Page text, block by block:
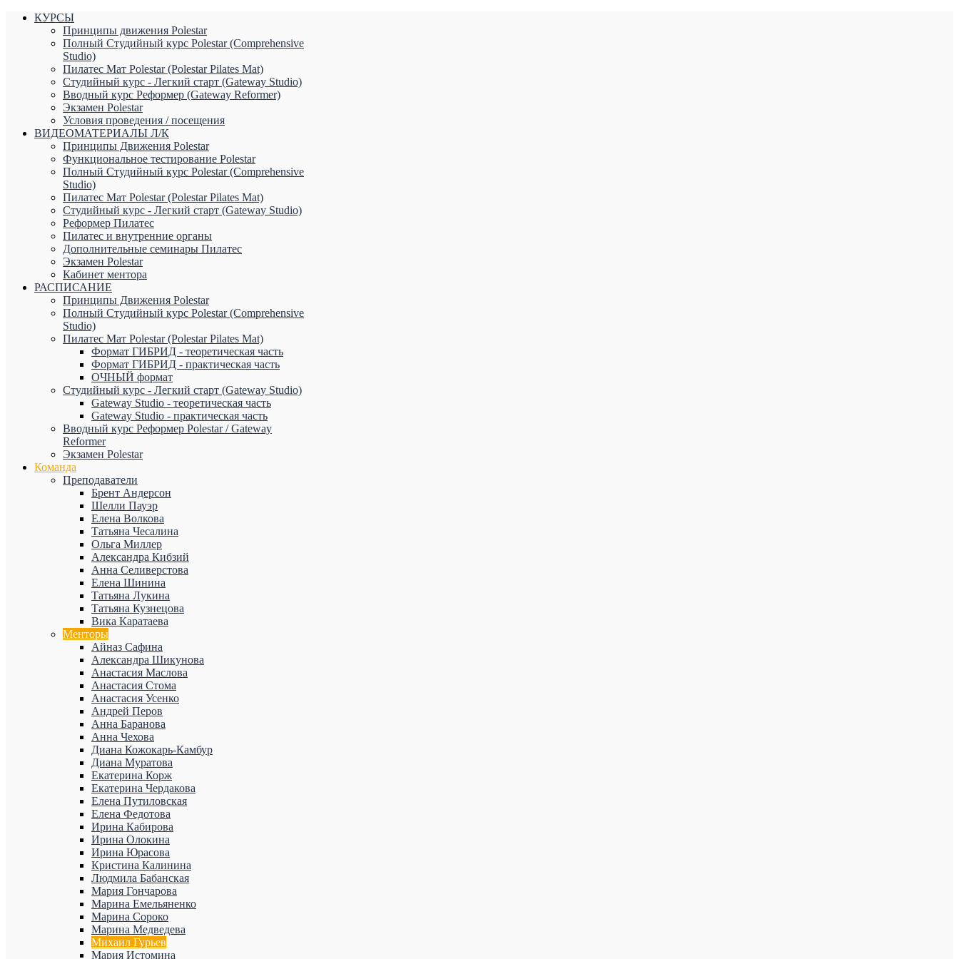
КУРСЫ
Принципы движения Polestar
Полный Студийный курс Polestar (Comprehensive
Studio)
Пилатес Мат Polestar (Polestar Pilates Mat)
Студийный курс - Легкий старт (Gateway Studio)
Вводный курс Реформер (Gateway Reformer)
Экзамен Polestar
Условия проведения / посещения
ВИДЕОМАТЕРИАЛЫ Л/К
Принципы Движения Polestar
Функциональное тестирование Polestar
Полный Студийный курс Polestar (Comprehensive
Studio)
Пилатес Мат Polestar (Polestar Pilates Mat)
Студийный курс - Легкий старт (Gateway Studio)
Реформер Пилатес
Пилатес и внутренние органы
Дополнительные семинары Пилатес
Экзамен Polestar
Кабинет ментора
РАСПИСАНИЕ
Принципы Движения Polestar
Полный Студийный курс Polestar (Comprehensive
Studio)
Пилатес Мат Polestar (Polestar Pilates Mat)
Формат ГИБРИД - теоретическая часть
Формат ГИБРИД - практическая часть
ОЧНЫЙ формат
Студийный курс - Легкий старт (Gateway Studio)
Gateway Studio - теоретическая часть
Gateway Studio - практическая часть
Вводный курс Реформер Polestar / Gateway
Reformer
Экзамен Polestar
Команда
Преподаватели
Брент Андерсон
Шелли Пауэр
Елена Волкова
Татьяна Чесалина
Ольга Миллер
Александра Кибзий
Анна Селиверстова
Елена Шинина
Татьяна Лукина
Татьяна Кузнецова
Вика Каратаева
Менторы
Айназ Сафина
Александра Шикунова
Анастасия Маслова
Анастасия Стома
Анастасия Усенко
Андрей Перов
Анна Баранова
Анна Чехова
Диана Кожокарь-Камбур
Диана Муратова
Екатерина Корж
Екатерина Чердакова
Елена Путиловская
Елена Федотова
Ирина Кабирова
Ирина Олокина
Ирина Юрасова
Кристина Калинина
Людмила Бабанская
Мария Гончарова
Марина Емельяненко
Марина Сороко
Марина Медведева
Михаил Гурьев
Мария Истомина